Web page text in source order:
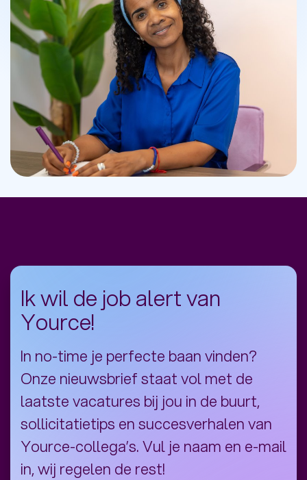
Ik wil de job alert van
Yource!
In no-time je perfecte baan vinden?
Onze nieuwsbrief staat vol met de
laatste vacatures bij jou in de buurt,
sollicitatietips en succesverhalen van
Yource-collega’s. Vul je naam en e-mail
in, wij regelen de rest!